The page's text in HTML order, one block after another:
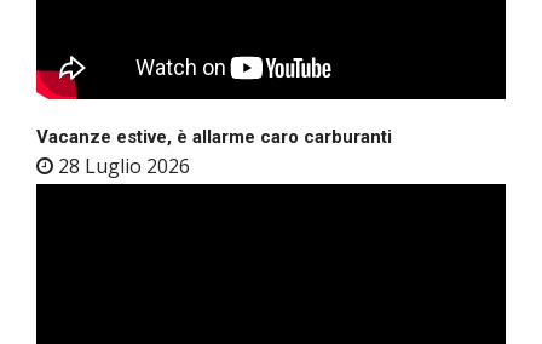
Vacanze estive, è allarme caro carburanti
28 Luglio 2026